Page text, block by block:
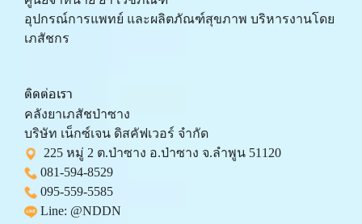
﻿อุปกรณ์การแพทย์ และผลิตภัณฑ์สุขภาพ บริหารงานโดย
เภสัชกร
ติดต่อเรา
คลังยาเภสัชป่าซาง
บริษัท เน็กซ์เจน ดิสคัฟเวอร์ จำกัด
225 หมู่ 2 ต.ป่าซาง อ.ป่าซาง จ.ลำพูน 51120
081-594-8529
095-559-5585
Line: @NDDN